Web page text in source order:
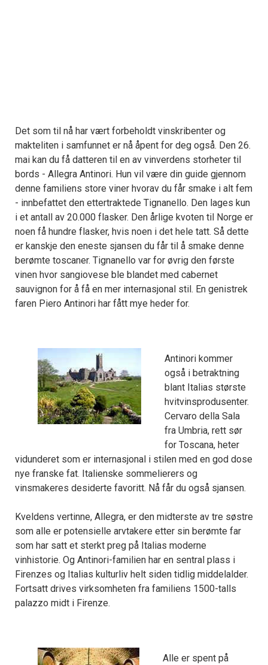
Det som til nå har vært forbeholdt vinskribenter og
makteliten i samfunnet er nå åpent for deg også. Den 26.
mai kan du få datteren til en av vinverdens storheter til
bords - Allegra Antinori. Hun vil være din guide gjennom
denne familiens store viner hvorav du får smake i alt fem
- innbefattet den ettertraktede Tignanello. Den lages kun
i et antall av 20.000 flasker. Den årlige kvoten til Norge er
noen få hundre flasker, hvis noen i det hele tatt. Så dette
er kanskje den eneste sjansen du får til å smake denne
berømte toscaner. Tignanello var for øvrig den første
vinen hvor sangiovese ble blandet med cabernet
sauvignon for å få en mer internasjonal stil. En genistrek
faren Piero Antinori har fått mye heder for.
Antinori kommer
også i betraktning
blant Italias største
hvitvinsprodusenter.
Cervaro della Sala
fra Umbria, rett sør
for Toscana, heter
vidunderet som er internasjonal i stilen med en god dose
nye franske fat. Italienske sommelierers og
vinsmakeres desiderte favoritt. Nå får du også sjansen.
Kveldens vertinne, Allegra, er den midterste av tre søstre
som alle er potensielle arvtakere etter sin berømte far
som har satt et sterkt preg på Italias moderne
vinhistorie. Og Antinori-familien har en sentral plass i
Firenzes og Italias kulturliv helt siden tidlig middelalder.
Fortsatt drives virksomheten fra familiens 1500-talls
palazzo midt i Firenze.
Alle er spent på